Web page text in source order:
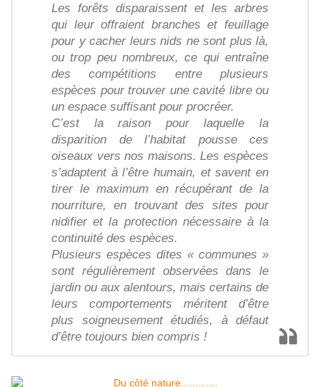
Les forêts disparaissent et les arbres
qui leur offraient branches et feuillage
pour y cacher leurs nids ne sont plus là,
ou trop peu nombreux, ce qui entraîne
des compétitions entre plusieurs
espèces pour trouver une cavité libre ou
un espace suffisant pour procréer.
C’est la raison pour laquelle la
disparition de l’habitat pousse ces
oiseaux vers nos maisons. Les espèces
s’adaptent à l’être humain, et savent en
tirer le maximum en récupérant de la
nourriture, en trouvant des sites pour
nidifier et la protection nécessaire à la
continuité des espèces.
Plusieurs espèces dites « communes »
sont régulièrement observées dans le
jardin ou aux alentours, mais certains de
leurs comportements méritent d’être
plus soigneusement étudiés, à défaut
d’être toujours bien compris !